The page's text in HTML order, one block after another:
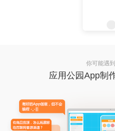
你可能遇
应用公园App制